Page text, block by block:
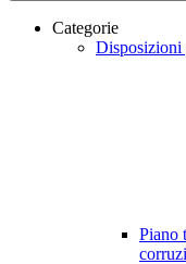
Categorie
Disposizioni
Piano